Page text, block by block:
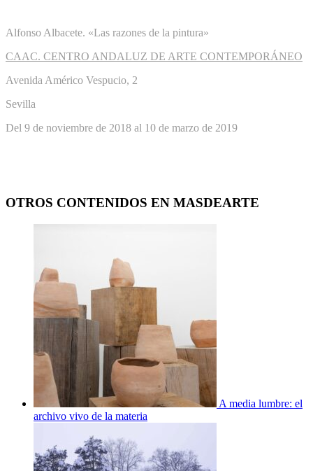
Alfonso Albacete. «Las razones de la pintura»
CAAC. CENTRO ANDALUZ DE ARTE CONTEMPORÁNEO
Avenida Américo Vespucio, 2
Sevilla
Del 9 de noviembre de 2018 al 10 de marzo de 2019
OTROS CONTENIDOS EN MASDEARTE
A media lumbre: el
archivo vivo de la materia